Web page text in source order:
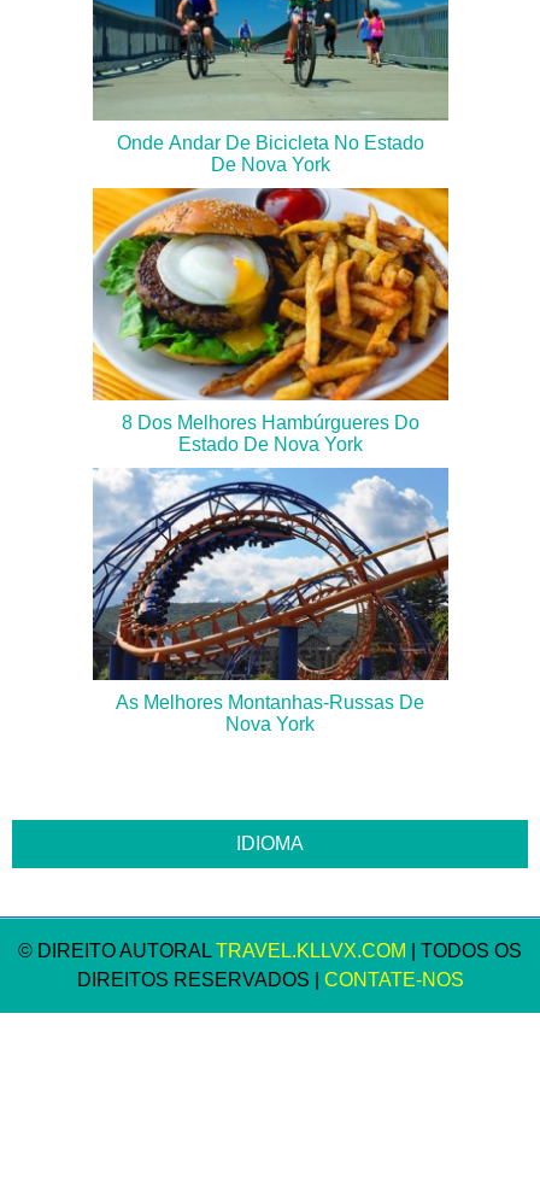
Onde Andar De Bicicleta No Estado
De Nova York
8 Dos Melhores Hambúrgueres Do
Estado De Nova York
As Melhores Montanhas-Russas De
Nova York
© DIREITO AUTORAL TRAVEL.KLLVX.COM
| TODOS OS
DIREITOS RESERVADOS | CONTATE-NOS